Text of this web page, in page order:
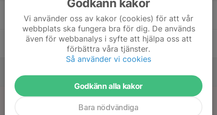
Godkänn kakor
Vi använder oss av kakor (cookies) för att vår
webbplats ska fungera bra för dig. De används
även för webbanalys i syfte att hjälpa oss att
förbättra våra tjänster.
Så använder vi cookies
Godkänn alla kakor
Bara nödvändiga